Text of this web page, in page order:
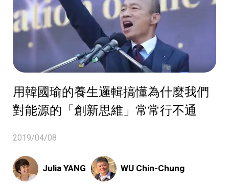
用韓國瑜的養生邏輯搞懂為什麼我們
對能源的「創新思維」常常行不通
2019/04/08
Julia YANG WU Chin-Chung